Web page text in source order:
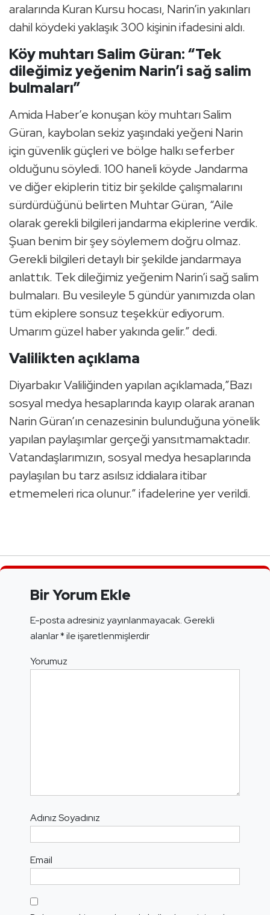
aralarında Kuran Kursu hocası, Narin’in yakınları
dahil köydeki yaklaşık 300 kişinin ifadesini aldı.
Köy muhtarı Salim Güran: “Tek
dileğimiz yeğenim Narin’i sağ salim
bulmaları”
Amida Haber’e konuşan köy muhtarı Salim
Güran, kaybolan sekiz yaşındaki yeğeni Narin
için güvenlik güçleri ve bölge halkı seferber
olduğunu söyledi. 100 haneli köyde Jandarma
ve diğer ekiplerin titiz bir şekilde çalışmalarını
sürdürdüğünü belirten Muhtar Güran, “Aile
olarak gerekli bilgileri jandarma ekiplerine verdik.
Şuan benim bir şey söylemem doğru olmaz.
Gerekli bilgileri detaylı bir şekilde jandarmaya
anlattık. Tek dileğimiz yeğenim Narin’i sağ salim
bulmaları. Bu vesileyle 5 gündür yanımızda olan
tüm ekiplere sonsuz teşekkür ediyorum.
Umarım güzel haber yakında gelir.” dedi.
Valilikten açıklama
Diyarbakır Valiliğinden yapılan açıklamada,”Bazı
sosyal medya hesaplarında kayıp olarak aranan
Narin Güran’ın cenazesinin bulunduğuna yönelik
yapılan paylaşımlar gerçeği yansıtmamaktadır.
Vatandaşlarımızın, sosyal medya hesaplarında
paylaşılan bu tarz asılsız iddialara itibar
etmemeleri rica olunur.” ifadelerine yer verildi.
Bir Yorum Ekle
E-posta adresiniz yayınlanmayacak.Gerekli
alanlar*ile işaretlenmişlerdir
Yorumuz
Adınız Soyadınız
Email